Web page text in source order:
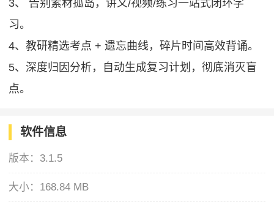
3、 告别素材孤岛，讲义/视频/练习一站式闭环学
习。
4、教研精选考点 + 遗忘曲线，碎片时间高效背诵。
5、深度归因分析，自动生成复习计划，彻底消灭盲
点。
软件信息
版本： 3.1.5
大小： 168.84 MB